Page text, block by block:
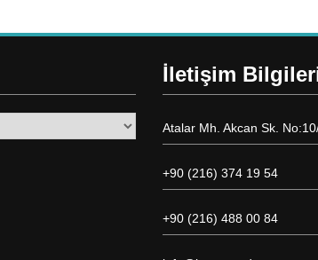
İletişim
Atalar Mh. Akcan Sk.
+90 (216) 374 19 54
+90 (216) 488 00 84